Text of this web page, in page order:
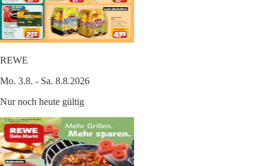
REWE
Mo. 3.8. - Sa. 8.8.2026
Nur noch heute gültig